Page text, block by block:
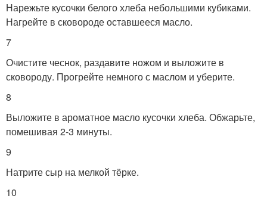
Нарежьте кусочки белого хлеба небольшими кубиками.
Нагрейте в сковороде оставшееся масло.
7
Очистите чеснок, раздавите ножом и выложите в
сковороду. Прогрейте немного с маслом и уберите.
8
Выложите в ароматное масло кусочки хлеба. Обжарьте,
помешивая 2-3 минуты.
9
Натрите сыр на мелкой тёрке.
10